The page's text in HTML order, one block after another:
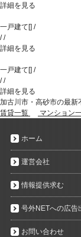
詳細を見る
一戸建て [] /
//
詳細を見る
一戸建て [] /
//
詳細を見る
加古川市・高砂市の最新
賃貸一覧
マンション
ホーム
運営会社
情報提供求む
号外NETへの広告
お問い合わせ